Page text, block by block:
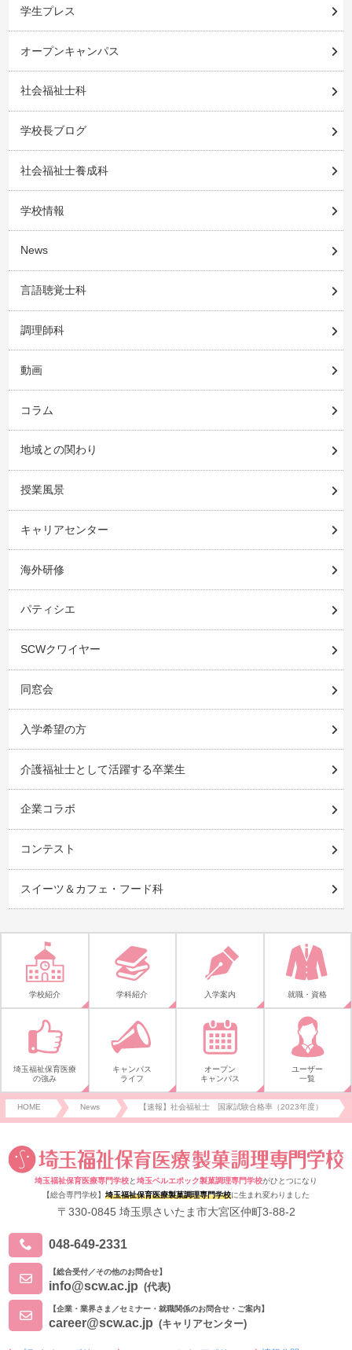
学生プレス
オープンキャンパス
社会福祉士科
学校長ブログ
社会福祉士養成科
学校情報
News
言語聴覚士科
調理師科
動画
コラム
地域との関わり
授業風景
キャリアセンター
海外研修
パティシエ
SCWクワイヤー
同窓会
入学希望の方
介護福祉士として活躍する卒業生
企業コラボ
コンテスト
スイーツ＆カフェ・フード科
学校紹介 学科紹介 入学案内 就職・資格
埼玉福祉保育医療
の強み
キャンパス
ライフ
オープン
キャンパス
ユーザー
一覧
HOME News 【速報】社会福祉士 国家試験合格率（2023年度）
埼玉福祉保育医療専門学校と埼玉ベルエポック製菓調理専門学校がひとつになり
【総合専門学校】 埼玉福祉保育医療製菓調理専門学校に生まれ変わりました
〒330-0845 埼玉県さいたま市大宮区仲町3-88-2
048-649-2331
【総合受付／その他のお問合せ】
info@scw.ac.jp (代表)
【企業・業界さま／セミナー・就職関係のお問合せ・ご案内】
career@scw.ac.jp (キャリアセンター)